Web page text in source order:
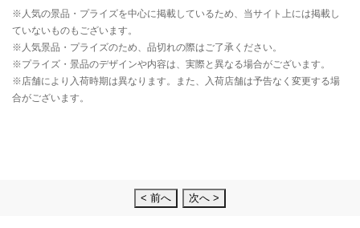
< 前へ 次へ >